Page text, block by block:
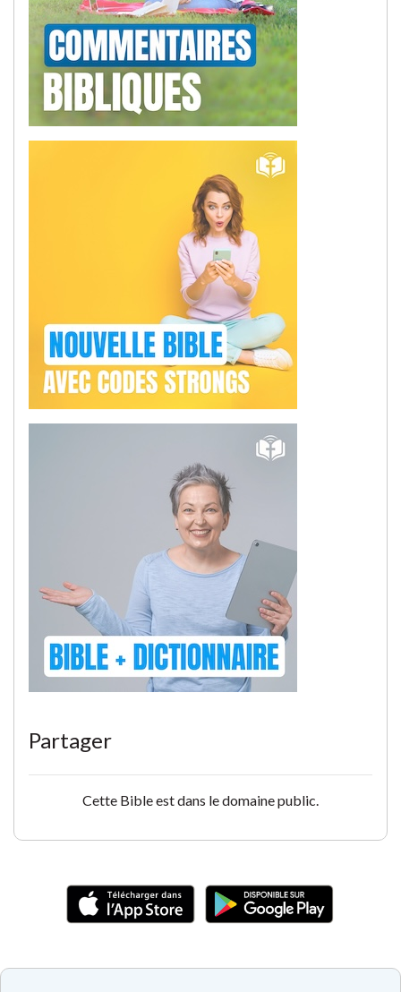
Partager
Cette Bible est dans le domaine public.